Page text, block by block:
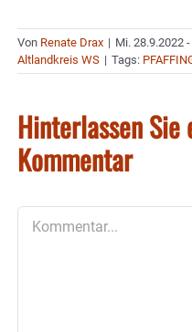
Von Renate Drax | Mi. 28.9.2022
Altlandkreis WS | Tags:
Hinterlassen Sie
Kommentar